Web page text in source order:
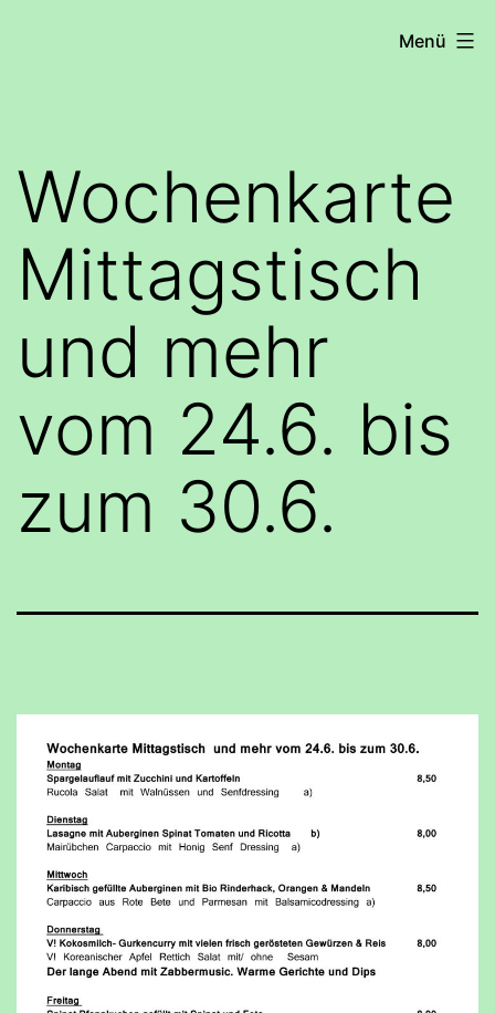
Menü
Wochenkarte
Mittagstisch
und mehr
vom 24.6. bis
zum 30.6.